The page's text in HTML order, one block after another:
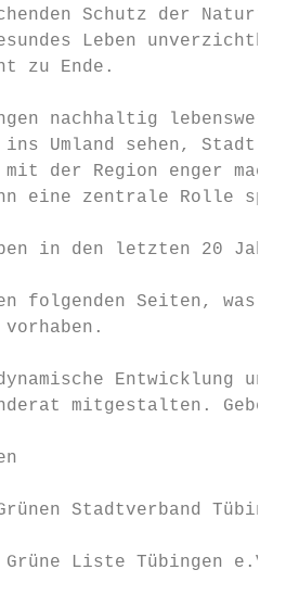
Schutz der
Leben
zu Ende.
nachhaltig lebenswert
Umland sehen, Stadt und
der Region enger
eine zentrale Rolle
in den letzten 20
folgenden Seiten, was
Entwicklung
mitgestalten. Geben
Stadtverband Tübingen
Liste Tübingen e.V.